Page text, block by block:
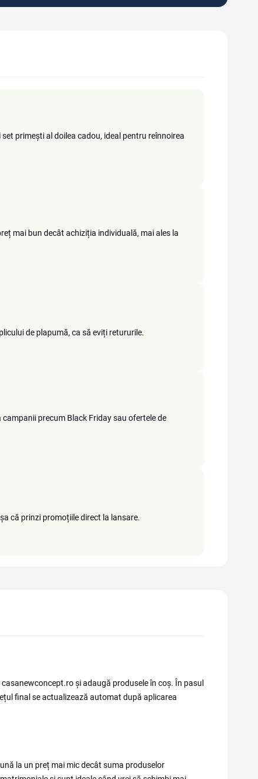
primești al doilea cadou, ideal pentru reînnoirea
mai bun decât achiziția individuală, mai ales la
de plapumă, ca să eviți retururile.
precum Black Friday sau ofertele de
că prinzi promoțiile direct la lansare.
și adaugă produsele în coș. În pasul
final se actualizează automat după aplicarea
la un preț mai mic decât suma produselor